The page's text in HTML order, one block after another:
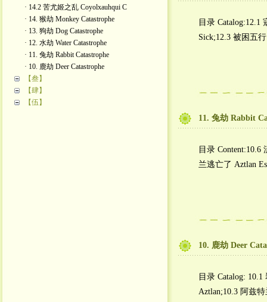
· 14.2 苦尤姬之乱 Coyolxauhqui C
· 14. 猴劫 Monkey Catastrophe
· 13. 狗劫 Dog Catastrophe
· 12. 水劫 Water Catastrophe
· 11. 兔劫 Rabbit Catastrophe
· 10. 鹿劫 Deer Catastrophe
【叁】
【肆】
【伍】
目录 Catalog:12.1
Sick;12.3 被困五
11. 兔劫 Rabbit
目录 Content:10.6
兰逃亡了 Aztlan
10. 鹿劫 Deer
目录 Catalog:
Aztlan;10.3 阿兹